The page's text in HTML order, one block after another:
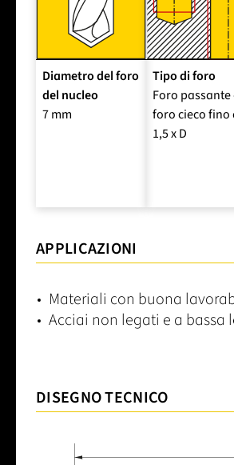
Diametro del foro
del nucleo
7 mm
Tipo di foro
Foro passante
foro cieco fino
1,5 x D
APPLICAZIONI
Materiali con buona
Acciai non legati e a bassa
DISEGNO TECNICO